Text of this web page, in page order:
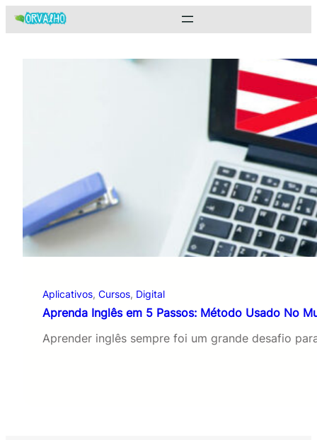
Pular
para
Aplicativos, Cursos, Digital
Aprenda Inglês em 5 Passos: Método Usado No
Aprender inglês sempre foi um grande desafio